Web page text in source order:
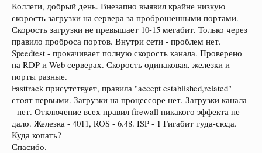
Коллеги, добрый день. Внезапно выявил крайне низкую
скорость загрузки на сервера за проброшенными портами.
Скорость загрузки не превышает 10-15 мегабит. Только через
правило проброса портов. Внутри сети - проблем нет.
Speedtest - прокачивает полную скорость канала. Проверено
на RDP и Web серверах. Скорость одинаковая, железки и
порты разные.
Fasttrack присутствует, правила "accept established,related"
стоят первыми. Загрузки на процессоре нет. Загрузки канала
- нет. Отключение всех правил firewall никакого эффекта не
дало. Железка - 4011, ROS - 6.48. ISP - 1 Гигабит туда-сюда.
Куда копать?
Спасибо.